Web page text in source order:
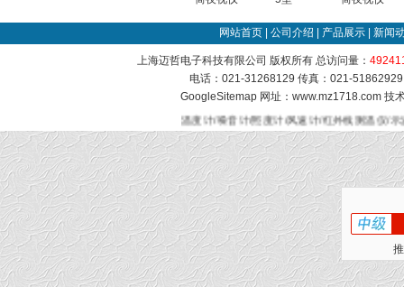
网站首页 公司介绍 产品展示 新闻
上海迈哲电子科技有限公司 版权所有 总访问量：
电话：021-31268129 传真：021-
GoogleSitemap网址：www.mz1718.com 技
温度计/噪音计/照度计/风速计/红外线测温仪/